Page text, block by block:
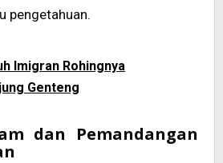
pengetahuan.
Imigran Rohingnya
Genteng
dan Pemandangan